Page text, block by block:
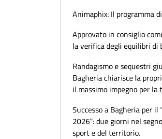
Animaphix: Il programma
Approvato in consiglio
la verifica degli equilibri di
Randagismo e sequestri
Bagheria chiarisce la
il massimo impegno per
Successo a Bagheria per il
2026”: due giorni nel
sport e del territorio.